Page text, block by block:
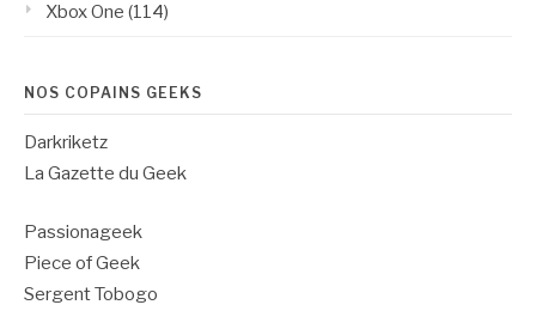
Xbox One (114)
NOS COPAINS GEEKS
Darkriketz
La Gazette du Geek
Passionageek
Piece of Geek
Sergent Tobogo